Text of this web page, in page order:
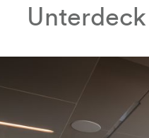
Unterdeck